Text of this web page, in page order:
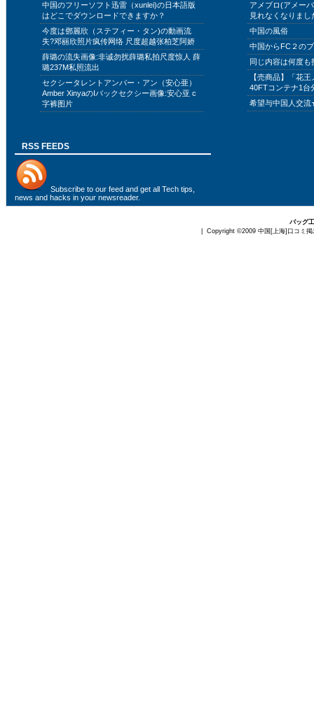
中国のフリーソフト迅雷（xunlei)の日本語版
はどこでダウンロードできますか？
今度は鄧麗欣（ステフィー・タン)の動画流
失?邓丽欣照片疯传网络 尺度超越张柏芝阿娇
薛璐の流失画像:非诚勿扰薛璐私拍尺度惊人 薛
璐237M私照流出
セクシータレントアンバー・アン（安心亜）
Amber XinyaのIバックセクシー画像:安心亚 c
字裤图片
アメブロ(アメー
見れなくなりまし
中国の風俗
中国からFC２の
同じ内容は何度
【売商品】「花
40FTコンテナ1台
希望与中国人交
RSS FEEDS
Subscribe to our feed and get all Tech tips,
news and hacks in your newsreader.
バッグ
| Copyright ©2009 中国[上海]口コミ掲